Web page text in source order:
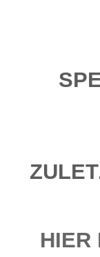
HIER